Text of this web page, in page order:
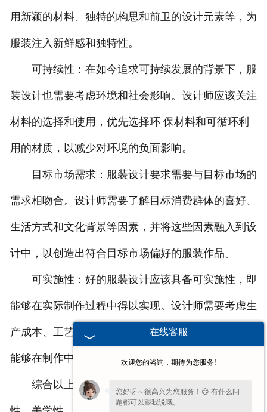
用新颖的材料、独特的构思和前卫的设计元素等，为
服装注入新鲜感和独特性。
可持续性：在如今追求可持续发展的背景下，服
装设计也需要考虑环境和社会影响。设计师应该关注
材料的选择和使用，优先选择环 保材料和可循环利
用的材质，以减少对环境的负面影响。
目标市场需求：服装设计要求需要与目标市场的
需求相吻合。设计师需要了解目标消费群体的喜好、
生活方式和文化背景等因素，并将这些因素融入到设
计中，以创造出符合目标市场偏好的服装作品。
可实施性：好的服装设计应该具备可实施性，即
能够在实际制作过程中得以实现。设计师需要考虑生
产成本、工艺技术和制作流程等因素，确保设计理念
能够在制作中得到落地并得到实现。
综合以上要求，一个成功的服装设计应该在功能
在线客服
欢迎您的咨询，期待为您服务!
您好呀～很高兴为您服务！😊 有什么问
题都可以跟我说哦。